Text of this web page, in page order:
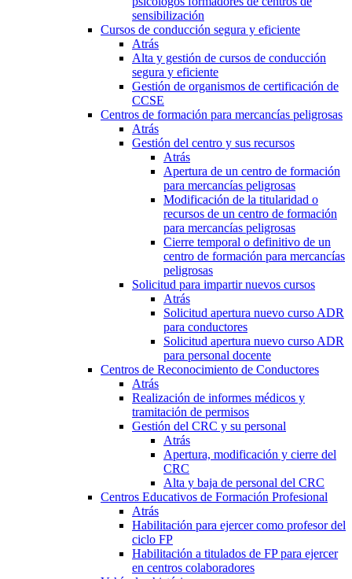
sensibilización
Cursos de conducción segura y eficiente
Atrás
Alta y gestión de cursos de conducción
segura y eficiente
Gestión de organismos de certificación de
CCSE
Centros de formación para mercancías peligrosas
Atrás
Gestión del centro y sus recursos
Atrás
Apertura de un centro de formación
para mercancías peligrosas
Modificación de la titularidad o
recursos de un centro de formación
para mercancías peligrosas
Cierre temporal o definitivo de un
centro de formación para mercancías
peligrosas
Solicitud para impartir nuevos cursos
Atrás
Solicitud apertura nuevo curso ADR
para conductores
Solicitud apertura nuevo curso ADR
para personal docente
Centros de Reconocimiento de Conductores
Atrás
Realización de informes médicos y
tramitación de permisos
Gestión del CRC y su personal
Atrás
Apertura, modificación y cierre del
CRC
Alta y baja de personal del CRC
Centros Educativos de Formación Profesional
Atrás
Habilitación para ejercer como profesor del
ciclo FP
Habilitación a titulados de FP para ejercer
en centros colaboradores